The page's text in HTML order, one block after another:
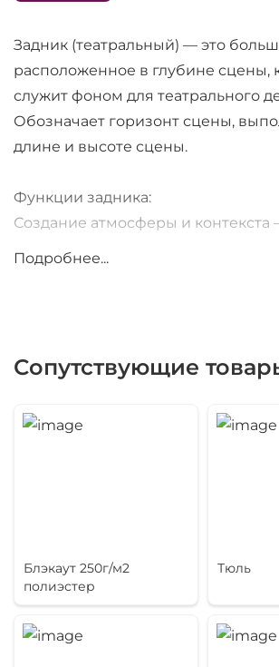
Задник (театральный) — это
расположенное в глубине сцены,
служит фоном для театрального
Обозначает горизонт сцены,
длине и высоте сцены.
Функции задника:
Создание атмосферы и
изображать пейзаж, интерьер
завершённости сценической
происходящем перед задником.
Проекционная поверхность — в
театре задник часто
проекций, что позволяет создавать
Подробнее...
Сопутствующие
Блэкаут 250г/м2
полиэстер
Тюль